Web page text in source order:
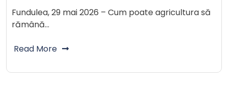
Fundulea, 29 mai 2026 – Cum poate agricultura să
rămână…
Read More